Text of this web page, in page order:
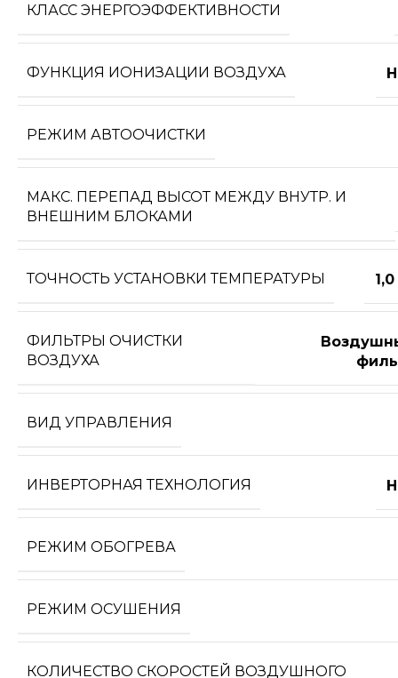
КЛАСС ЭНЕРГОЭФФЕКТИВНОСТИ
ФУНКЦИЯ ИОНИЗАЦИИ ВОЗДУХА
РЕЖИМ АВТООЧИСТКИ
МАКС. ПЕРЕПАД ВЫСОТ МЕЖДУ ВНУТР. И
ВНЕШНИМ БЛОКАМИ
ТОЧНОСТЬ УСТАНОВКИ ТЕМПЕРАТУРЫ
ФИЛЬТРЫ ОЧИСТКИ
ВОЗДУХА
ВИД УПРАВЛЕНИЯ
ИНВЕРТОРНАЯ ТЕХНОЛОГИЯ
РЕЖИМ ОБОГРЕВА
РЕЖИМ ОСУШЕНИЯ
КОЛИЧЕСТВО СКОРОСТЕЙ ВОЗДУШНОГО